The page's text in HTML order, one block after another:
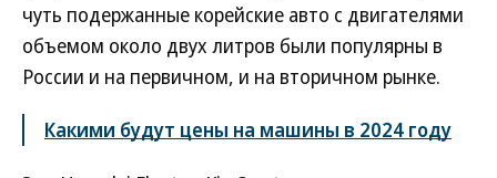
чуть подержанные корейские авто с двигателями
объемом около двух литров были популярны в
России и на первичном, и на вторичном рынке.
Какими будут цены на машины в 2024 году